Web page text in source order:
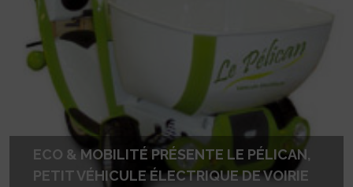
ECO & MOBILITÉ PRÉSENTE LE PÉLICAN,
PETIT VÉHICULE ÉLECTRIQUE DE VOIRIE